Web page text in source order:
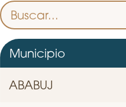
Municipio
ABABUJ